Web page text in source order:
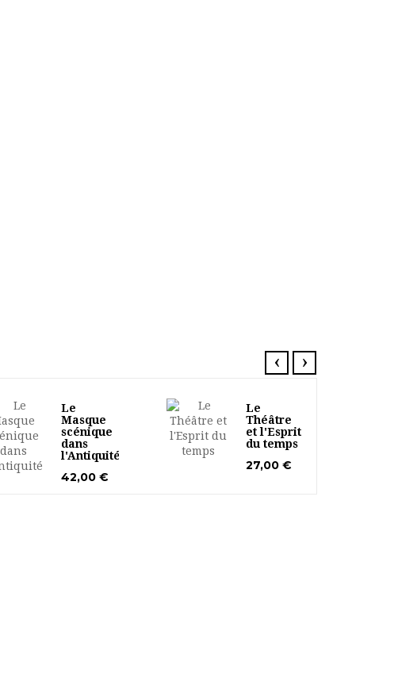
‹ ›
Le
Masque
scénique
dans
l'Antiquité
42,00 €
Le
Théâtre
et l'Esprit
du temps
27,00 €